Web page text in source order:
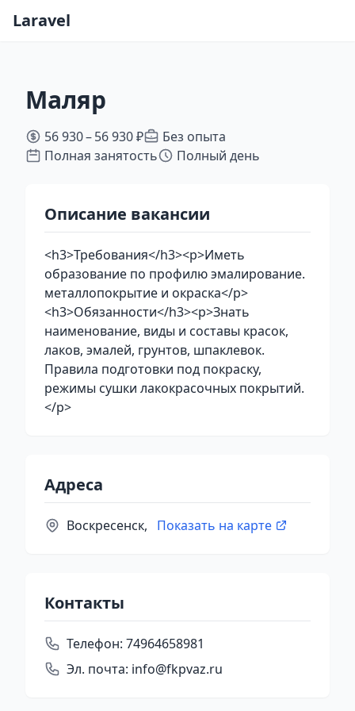
Laravel
Маляр
56 930 – 56 930 ₽
Без опыта
Полная занятость
Полный день
Описание вакансии
<h3>Требования</h3><p>Иметь
образование по профилю эмалирование.
металлопокрытие и окраска</p>
<h3>Обязанности</h3><p>Знать
наименование, виды и составы красок,
лаков, эмалей, грунтов, шпаклевок.
Правила подготовки под покраску,
режимы сушки лакокрасочных покрытий.
</p>
Адреса
Воскресенск, Показать на карте
Контакты
Телефон: 74964658981
Эл. почта: info@fkpvaz.ru